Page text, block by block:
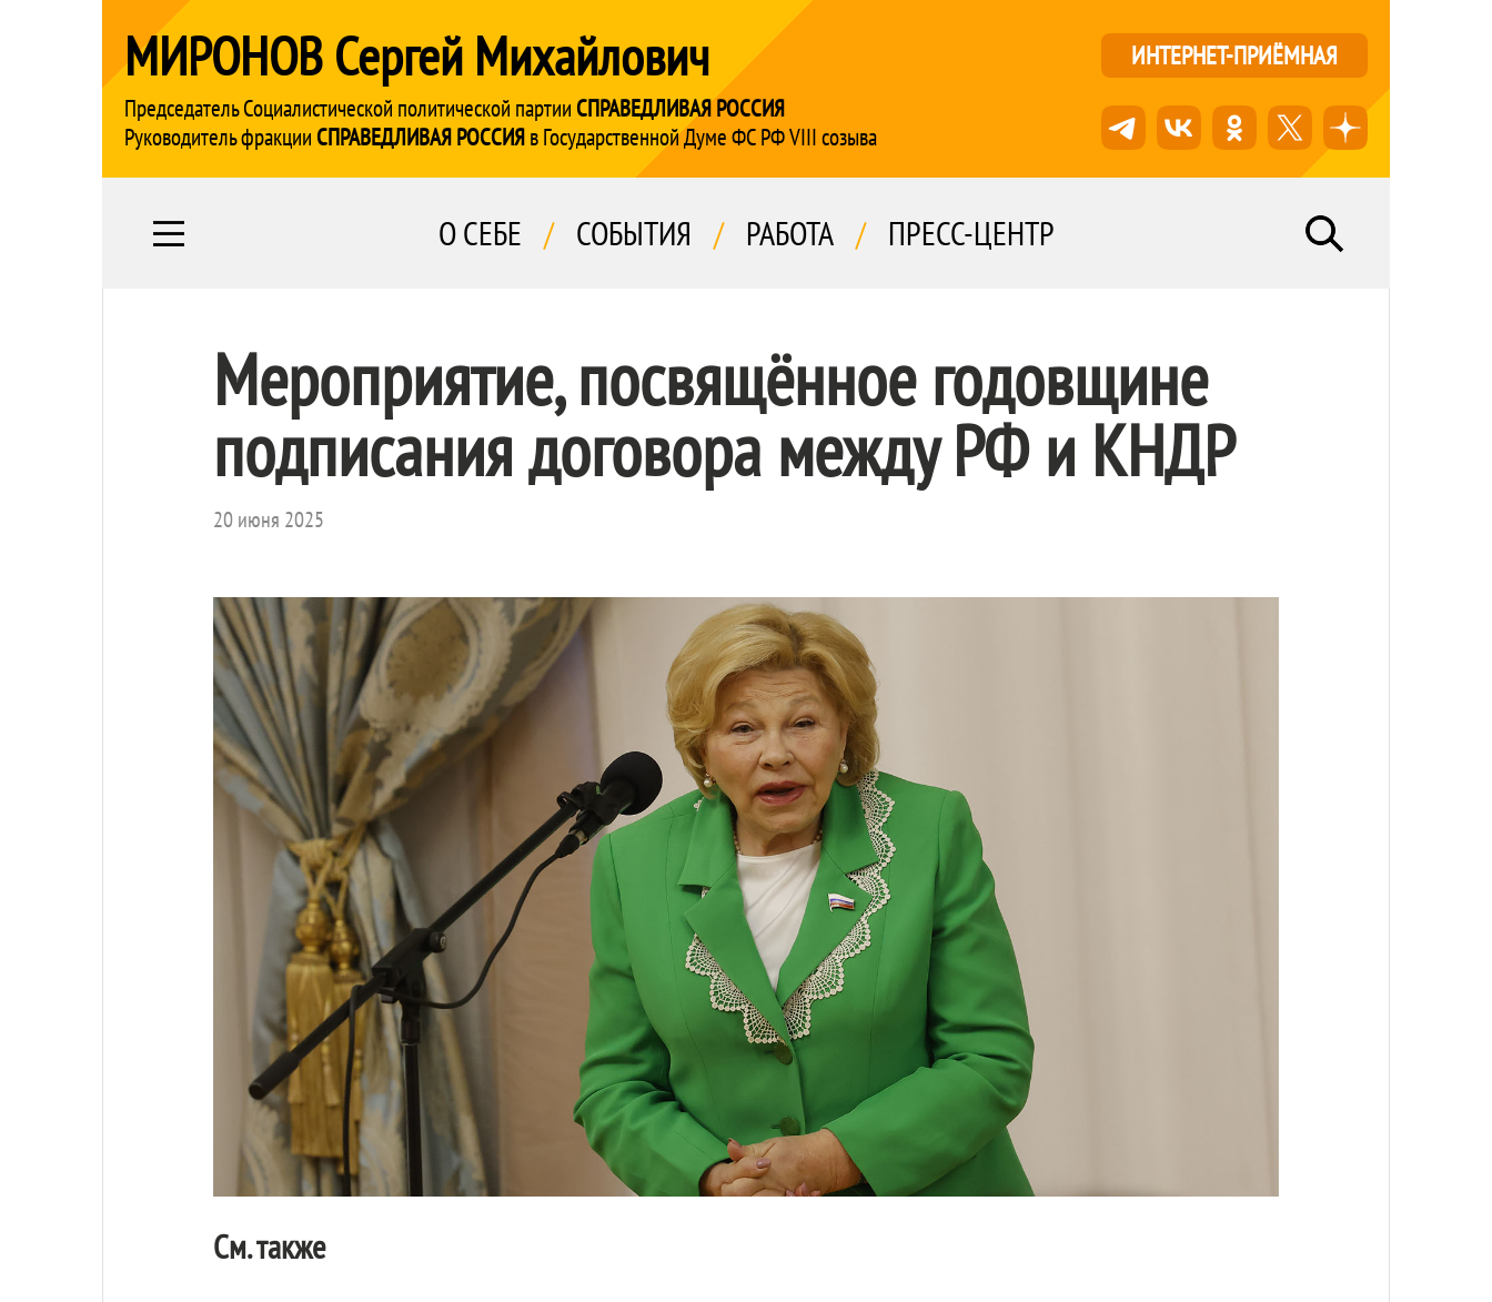
МИРОНОВ Сергей Михайлович
Председатель Социалистической политической партии СПРАВЕДЛИВАЯ РОССИЯ
Руководитель фракции СПРАВЕДЛИВАЯ РОССИЯв Государственной Думе ФС РФ VIII созыва
ИНТЕРНЕТ-ПРИЁМНАЯ
О СЕБЕ / СОБЫТИЯ / РАБОТА / ПРЕСС-ЦЕНТР
Мероприятие, посвящённое годовщине
подписания договора между РФ и КНДР
20 июня 2025
См. также